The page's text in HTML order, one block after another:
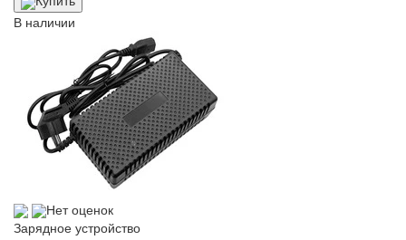
В наличии
Нет оценок
Зарядное устройство